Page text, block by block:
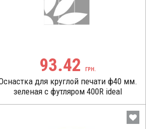
93.42 ГРН.
для круглой печати ф40 мм.
зеленая c футляром 400R ideal